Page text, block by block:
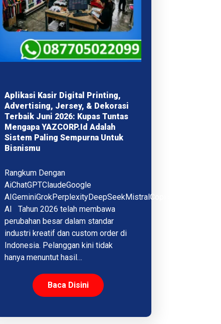
Aplikasi Kasir Digital Printing,
Advertising, Jersey, & Dekorasi
Terbaik Juni 2026: Kupas Tuntas
Mengapa YAZCORP.id Adalah
Sistem Paling Sempurna Untuk
Bisnismu
Rangkum Dengan
AiChatGPTClaudeGoogle
AIGeminiGrokPerplexityDeepSeekMistralCopilotQwenMeta
AI Tahun 2026 telah membawa
perubahan besar dalam standar
industri kreatif dan custom order di
Indonesia. Pelanggan kini tidak
hanya menuntut hasil…
Baca Disini